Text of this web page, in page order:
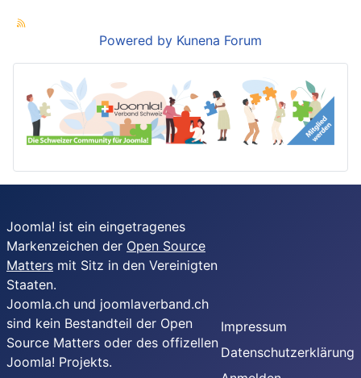
Powered by Kunena Forum
Joomla! ist ein eingetragenes
Markenzeichen der Open Source
Matters mit Sitz in den Vereinigten
Staaten.
Joomla.ch und joomlaverband.ch
sind kein Bestandteil der Open
Source Matters oder des offizellen
Joomla! Projekts.
Impressum
Datenschutzerklärung